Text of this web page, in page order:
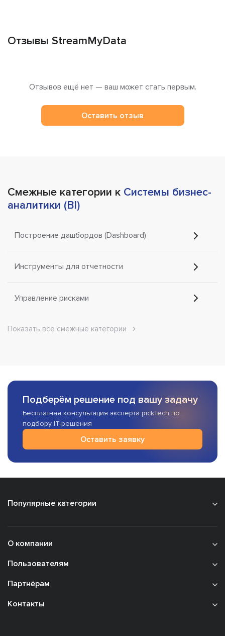
Отзывы StreamMyData
Отзывов ещё нет — ваш может стать первым.
Оставить отзыв
Смежные категории к Системы бизнес-
аналитики (BI)
Построение дашбордов (Dashboard)
Инструменты для отчетности
Управление рисками
Показать все смежные категории
Подберём решение под вашу задачу
Бесплатная консультация эксперта pickTech по
подбору IT-решения
Оставить заявку
Популярные категории
О компании
Пользователям
Партнёрам
Контакты